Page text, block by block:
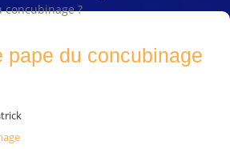
concubinage ?
pape du concubinage